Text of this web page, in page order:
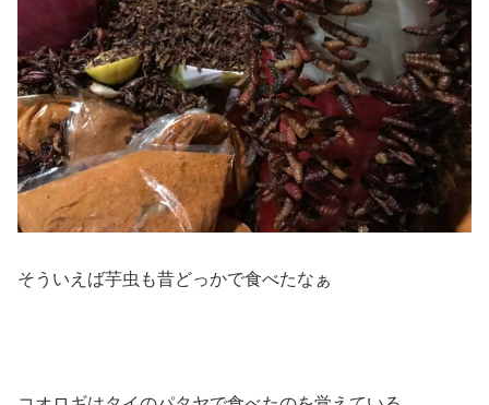
そういえば芋虫も昔どっかで食べたなぁ